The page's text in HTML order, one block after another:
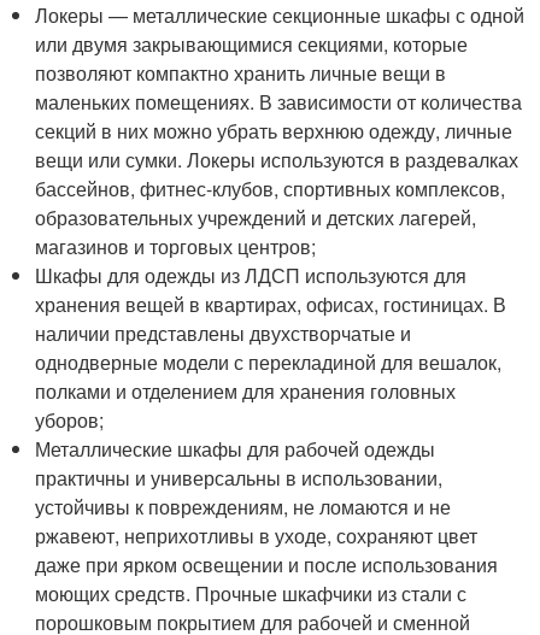
Локеры — металлические секционные шкафы с одной
или двумя закрывающимися секциями, которые
позволяют компактно хранить личные вещи в
маленьких помещениях. В зависимости от количества
секций в них можно убрать верхнюю одежду, личные
вещи или сумки. Локеры используются в раздевалках
бассейнов, фитнес-клубов, спортивных комплексов,
образовательных учреждений и детских лагерей,
магазинов и торговых центров;
Шкафы для одежды из ЛДСП используются для
хранения вещей в квартирах, офисах, гостиницах. В
наличии представлены двухстворчатые и
однодверные модели с перекладиной для вешалок,
полками и отделением для хранения головных
уборов;
Металлические шкафы для рабочей одежды
практичны и универсальны в использовании,
устойчивы к повреждениям, не ломаются и не
ржавеют, неприхотливы в уходе, сохраняют цвет
даже при ярком освещении и после использования
моющих средств. Прочные шкафчики из стали с
порошковым покрытием для рабочей и сменной